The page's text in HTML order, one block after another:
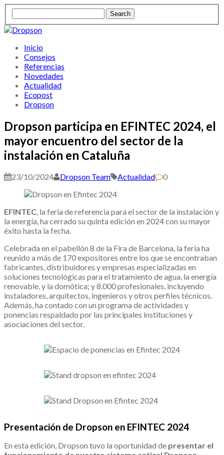
Inicio
Consejos
Referencias
Novedades
Actualidad
Ecopost
Dropson
Dropson participa en EFINTEC 2024, el
mayor encuentro del sector de la
instalación en Cataluña
23/10/2024 Dropson Team Actualidad 0
EFINTEC, la feria de referencia para el sector de la instalación y
la energía, ha cerrado su quinta edición en 2024 con su mayor
éxito hasta la fecha.
Celebrada en el pabellón 8 de la Fira de Barcelona, la feria ha
reunido a más de 170 expositores entre los que se encontraban
fabricantes, distribuidores y empresas especializadas en
soluciones tecnológicas para el tratamiento de agua, la energía
renovable, y la domótica; y 8.000 profesionales, incluyendo
instaladores, arquitectos, ingenieros y otros perfiles técnicos.
Además, ha contado con un programa de actividades y
ponencias respaldado por las principales instituciones y
asociaciones del sector​.
Presentación de Dropson en EFINTEC 2024
En esta edición, Dropson tuvo la oportunidad de presentar el